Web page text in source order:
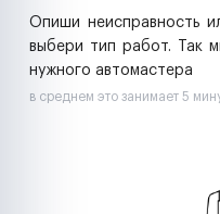
Опиши неисправность
выбери тип работ. Так
нужного автомастера
в среднем это занимает 5